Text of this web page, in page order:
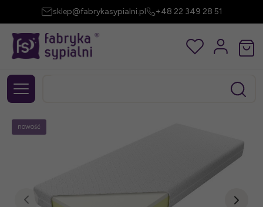
sklep@fabrykasypialni.pl +48 22 349 28 51
nowość